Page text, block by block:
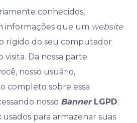
conhecidos,
informações que um website
rígido do seu computador
visita. Da nossa parte
nosso usuário,
completo sobre essa
nosso BannerLGPD;
usados para armazenar suas